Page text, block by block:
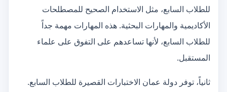
للطلاب السابع، مثل الاستخدام الصحيح للمصطلحات
الأكاديمية والمهارات البحثية. هذه المهارات مهمة جداً
للطلاب السابع، لأنها تساعدهم على التفوق على علماء
المستقبل.
ثانياً، توفر دولة عمان الاختبارات القصيرة للطلاب السابع.